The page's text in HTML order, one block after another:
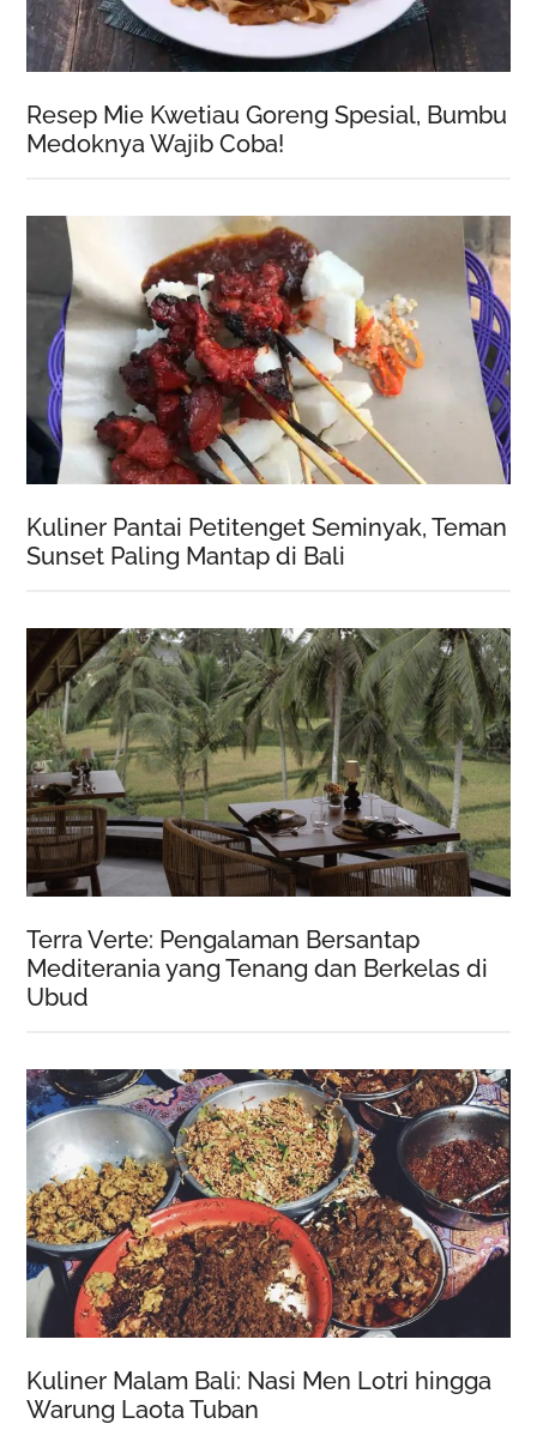
Resep Mie Kwetiau Goreng Spesial, Bumbu
Medoknya Wajib Coba!
Kuliner Pantai Petitenget Seminyak, Teman
Sunset Paling Mantap di Bali
Terra Verte: Pengalaman Bersantap
Mediterania yang Tenang dan Berkelas di
Ubud
Kuliner Malam Bali: Nasi Men Lotri hingga
Warung Laota Tuban